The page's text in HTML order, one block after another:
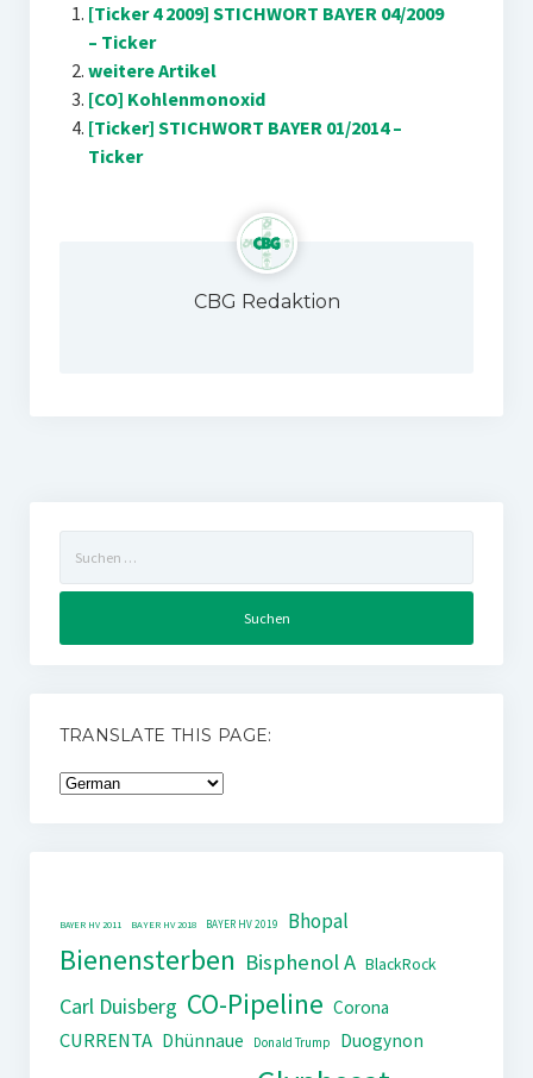
[Ticker 4 2009] STICHWORT BAYER 04/2009
– Ticker
weitere Artikel
[CO] Kohlenmonoxid
[Ticker] STICHWORT BAYER 01/2014 –
Ticker
CBG Redaktion
nach:
TRANSLATE THIS PAGE:
BAYER HV 2011 BAYER HV 2018 BAYER HV 2019 Bhopal
Bienensterben Bisphenol A BlackRock
Carl Duisberg CO-Pipeline Corona
CURRENTA Dhünnaue Donald Trump
Duogynon